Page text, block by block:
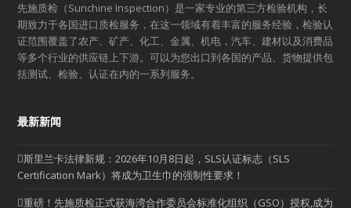
先施质检（Sunchine Inspection）是一家专业的第三方检验机构，长
期致力于各国进口质检服务，在这一领域有着丰富的服务经验，检验认
证范围覆盖了农产、矿产、化工、金属、机电，汽车、建材以及消费品
等多个行业的供应链上下游。可以为您出口到各国的产品、货物提供包
括测试、检验、认证在内的一系列服务。
最新新闻
斯里兰卡法律新规：2026年10月8日起，SLS认证标志（SLS
Certification Mark）将成为卫生巾的强制性要求！
重磅！先施质检正式获海湾合作委员会标准化组织（GSO）授权,成为